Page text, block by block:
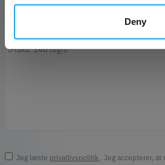
Deny
Jeg læste privatlivspolitik
. Jeg accepterer,